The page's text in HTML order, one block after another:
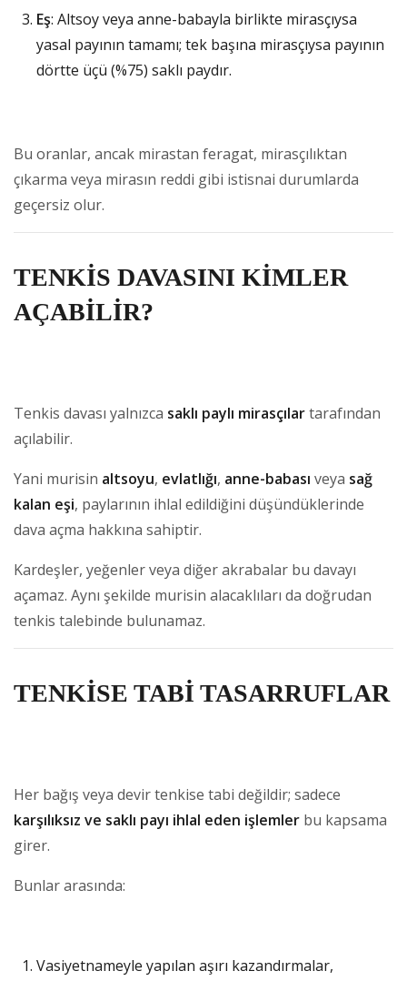
Eş: Altsoy veya anne-babayla birlikte mirasçıysa
yasal payının tamamı; tek başına mirasçıysa payının
dörtte üçü (%75) saklı paydır.
Bu oranlar, ancak mirastan feragat, mirasçılıktan
çıkarma veya mirasın reddi gibi istisnai durumlarda
geçersiz olur.
TENKİS DAVASINI KİMLER
AÇABİLİR?
Tenkis davası yalnızca saklı paylı mirasçılartarafından
açılabilir.
Yani murisin altsoyu, evlatlığı, anne-babası veya sağ
kalan eşi, paylarının ihlal edildiğini düşündüklerinde
dava açma hakkına sahiptir.
Kardeşler, yeğenler veya diğer akrabalar bu davayı
açamaz. Aynı şekilde murisin alacaklıları da doğrudan
tenkis talebinde bulunamaz.
TENKİSE TABİ TASARRUFLAR
Her bağış veya devir tenkise tabi değildir; sadece
karşılıksız ve saklı payı ihlal eden işlemler bu kapsama
girer.
Bunlar arasında:
Vasiyetnameyle yapılan aşırı kazandırmalar,